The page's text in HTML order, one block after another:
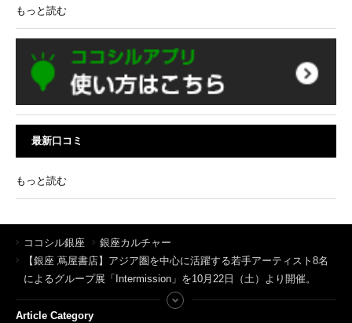
もっと読む
最新口コミ
もっと読む
ココシル銀座
銀座カルチャー
【銀座 蔦屋書店】アジア圏を中心に活躍する若手アーティスト8名
によるグループ展「Intermission」を10月22日（土）より開催。
Article Category